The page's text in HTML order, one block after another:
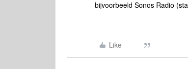
bijvoorbeeld Sonos Radio
Like